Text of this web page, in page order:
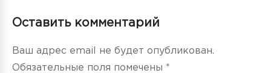
Оставить комментарий
Ваш адрес email не будет опубликован.
Обязательные поля помечены *